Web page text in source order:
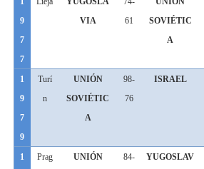
9
7
7
VIA
61
SOVIÉTIC
A
1
9
7
9
Turí
n
UNIÓN
SOVIÉTIC
A
98-
76
ISRAEL
1
Prag
UNIÓN
84-
YUGOSLAV